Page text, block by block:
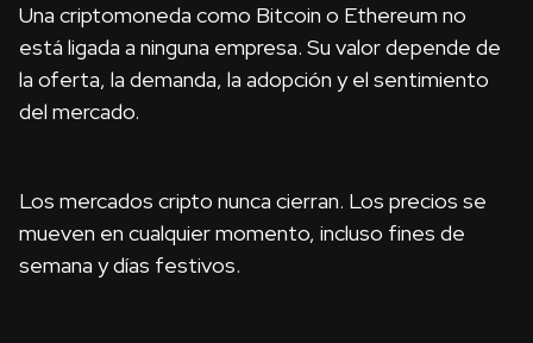
Una criptomoneda como Bitcoin o Ethereum no
está ligada a ninguna empresa. Su valor depende de
la oferta, la demanda, la adopción y el sentimiento
del mercado.
Los mercados cripto nunca cierran. Los precios se
mueven en cualquier momento, incluso fines de
semana y días festivos.